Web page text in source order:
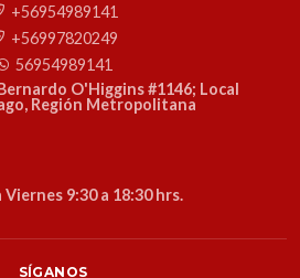
+56954989141
+56997820249
56954989141
O'Higgins #1146; Local
Región Metropolitana
Viernes 9:30 a 18:30 hrs.
SÍGANOS